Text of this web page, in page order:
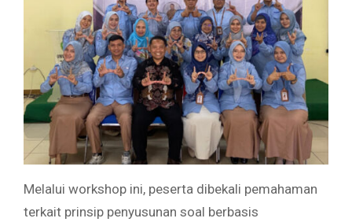
Melalui workshop ini, peserta dibekali pemahaman
terkait prinsip penyusunan soal berbasis